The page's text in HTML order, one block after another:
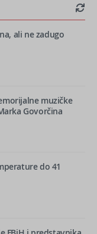
ali ne zadugo
muzičke
Govorčina
do 41